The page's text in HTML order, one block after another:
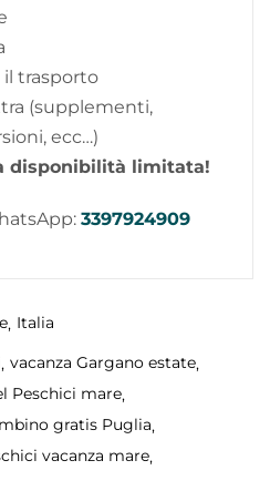
il trasporto
(supplementi,
ecc…)
disponibilità limitata!
3397924909
Italia
vacanza Gargano estate
Peschici mare
gratis Puglia
vacanza mare